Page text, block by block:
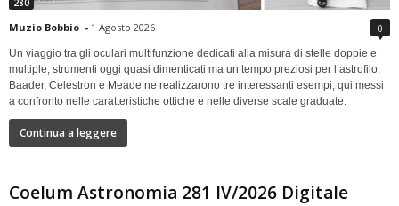
280
Muzio Bobbio - 1 Agosto 2026 0
Un viaggio tra gli oculari multifunzione dedicati alla misura di stelle doppie e
multiple, strumenti oggi quasi dimenticati ma un tempo preziosi per l’astrofilo.
Baader, Celestron e Meade ne realizzarono tre interessanti esempi, qui messi
a confronto nelle caratteristiche ottiche e nelle diverse scale graduate.
Continua a leggere
Coelum Astronomia 281 IV/2026 Digitale